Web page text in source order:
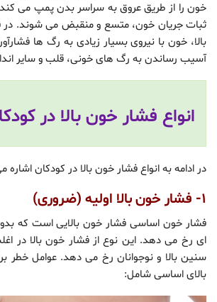
خون را از طریق عروق به سراسر بدن پمپ می
ثبات جریان خون، متسع و منقبض می شوند. در
بالا، خون با نیروی بسیار زیادی به رگ ها
آسیب رساندن به رگ های خونی، قلب و سایر
انواع فشار خون بالا در
در ادامه به انواع فشار خون بالا در کودکان اشاره
۱- فشار خون بالا اولیه (ضروری)
فشار خون اساسی فشار خون بالایی است که
ای رخ می دهد. این نوع از فشار خون بالا در
سنین بالا و نوجوانان رخ می دهد. عوامل خطر
بالای اساسی شامل: